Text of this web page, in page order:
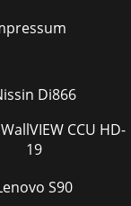
Di866
CCU HD-
19
S90